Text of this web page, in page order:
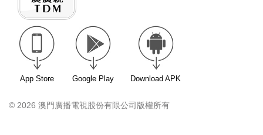
App Store Google Play Download APK
© 2026 澳門廣播電視股份有限公司版權所有